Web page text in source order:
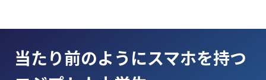
当たり前のようにスマホを持つ